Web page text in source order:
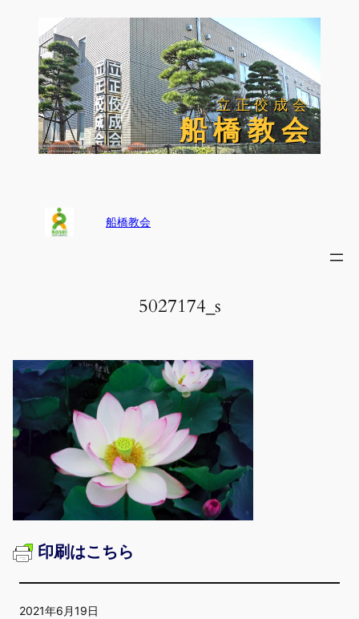
立正佼成会
立正佼成会
船 橋 教 会
船 橋 教 会
船橋教会
5027174_s
印刷はこちら
2021年6月19日